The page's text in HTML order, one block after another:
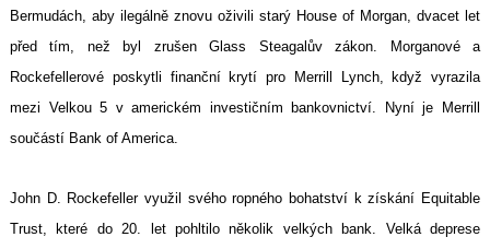
Bermudách, aby ilegálně znovu oživili starý House of Morgan, dvacet let
před tím, než byl zrušen Glass Steagalův zákon. Morganové a
Rockefellerové poskytli finanční krytí pro Merrill Lynch, když vyrazila
mezi Velkou 5 v americkém investičním bankovnictví. Nyní je Merrill
součástí Bank of America.
John D. Rockefeller využil svého ropného bohatství k získání Equitable
Trust, které do 20. let pohltilo několik velkých bank. Velká deprese